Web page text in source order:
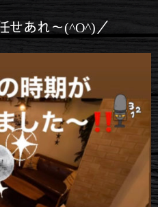
せあれ～(^O^)／